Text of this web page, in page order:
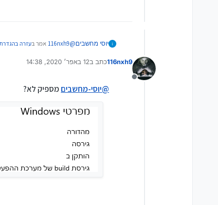
יוסי מחשבים@
116nxh9 אמר בעזרה בהגדרת
מעודכן? לגירסה האחרונה? לפחות
מנותק
116nxh9כתב ב12 באפר׳ 2020, 14:38
נערך לאחרונה על ידי
@יוסי-מחשבים מספיק לא?